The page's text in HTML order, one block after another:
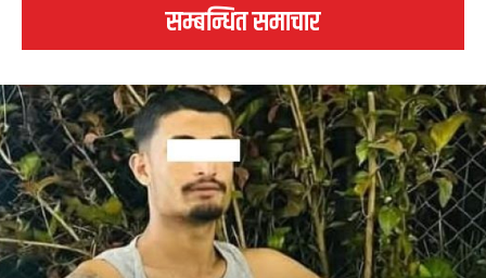
सम्बन्धित समाचार